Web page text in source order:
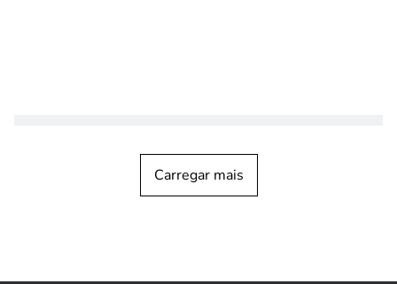
Mais segurança em uma das cidades
mais visitadas de Portugal com
Carregar mais